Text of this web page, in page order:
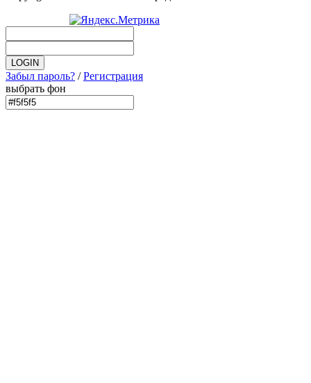
Забыл пароль? /Регистрация
выбрать фон